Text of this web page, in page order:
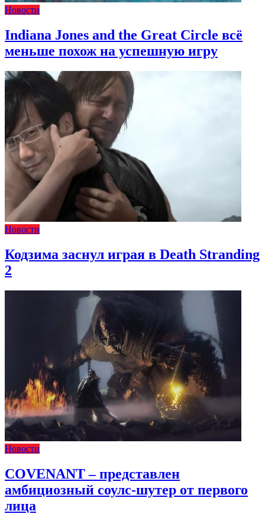
Новости
Indiana Jones and the Great Circle всё
меньше похож на успешную игру
Новости
Кодзима заснул играя в Death Stranding
2
Новости
COVENANT – представлен
амбициозный соулс-шутер от первого
лица